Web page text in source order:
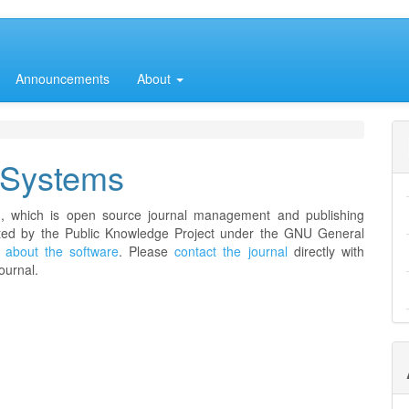
Announcements About
is open source journal management and publishing
by the Public Knowledge Project under the GNU General
the software. Pleasecontact the journal directly with